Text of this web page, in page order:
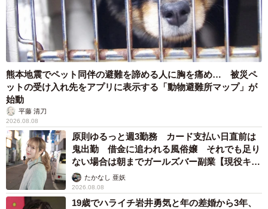
熊本地震でペット同伴の避難を諦める人に胸を痛め… 被災ペ
ットの受け入れ先をアプリに表示する「動物避難所マップ」が
始動
平藤 清刀
2026.08.08
原則ゆるっと週3勤務 カード支払い日直前は
鬼出勤 借金に追われる風俗嬢 それでも足り
ない場合は朝までガールズバー副業【現役キャ
ストに取材】
たかなし 亜妖
2026.08.08
19歳でハライチ岩井勇気と年の差婚から3年、